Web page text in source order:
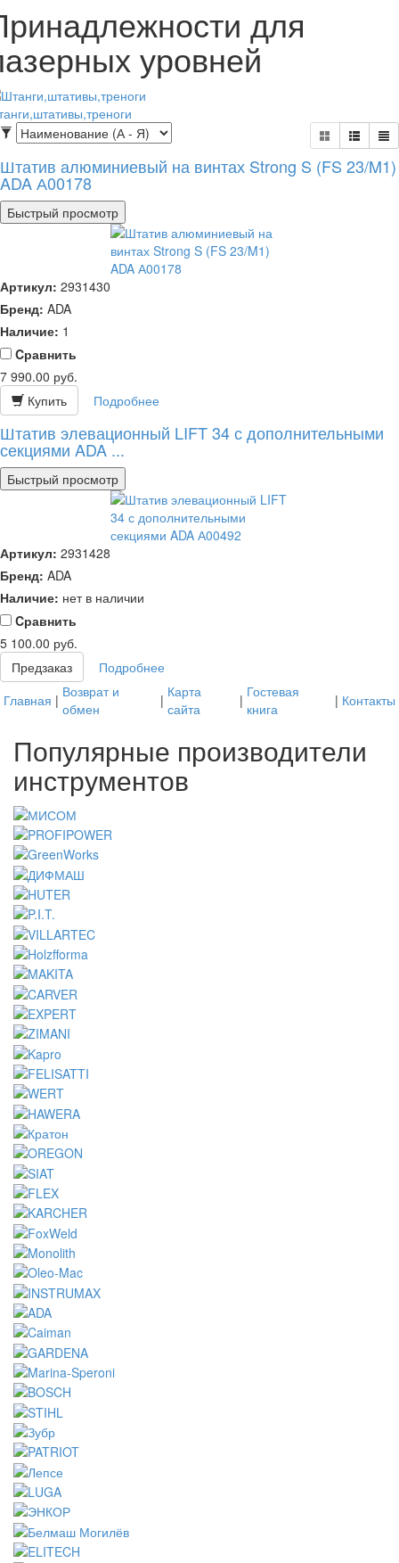
для
уровней
Штатив алюминиевый на винтах Strong S (FS 23/M1)
ADA А00178
Быстрый просмотр
Артикул: 2931430
Бренд: ADA
Наличие: 1
Cравнить
7 990.00 руб.
Купить
Подробнее
Штатив элевационный LIFT 34 с дополнительными
секциями ADA ...
Быстрый просмотр
Артикул: 2931428
Бренд: ADA
Наличие: нет в наличии
Cравнить
5 100.00 руб.
Предзаказ
Подробнее
Главная | Возврат и
обмен
| Карта
сайта
| Гостевая
книга
| Контакты
Популярные производители
инструментов